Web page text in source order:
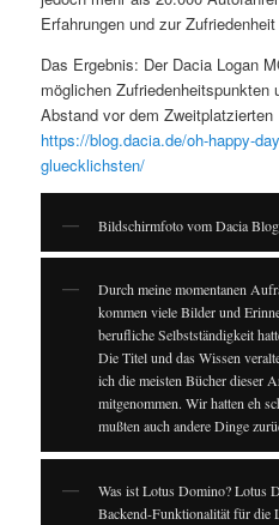
Erfahrungen und zur
Das Ergebnis: Der Dacia Logan
möglichen Zufriedenheitspunkten
Abstand vor dem Zweitplatzierten
https://blog.dacia.de/oh-happy-
gluecklichsten/
Bildschirmfoto vom Dacia
Durch meine momentanen
kommen viele Bilder und
berufliche Selbstständigkeit
Die Titel und das Wissen
ich die meisten Bücher dieser
mitgenommen. Wir hatten eh
mußten auch andere Dinge
Was ist Lotus Domino? Lotus
Backend-Funktionalität für die